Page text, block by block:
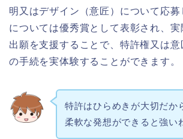
明又はデザイン（意匠）について応
については優秀賞として表彰され、
出願を支援することで、特許権又は
の手続を実体験することができます。
特許はひらめきが大切だか
柔軟な発想ができると強い